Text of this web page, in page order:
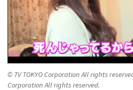
© TV TOKYO Corporation All rights
Corporation All rights reserved.